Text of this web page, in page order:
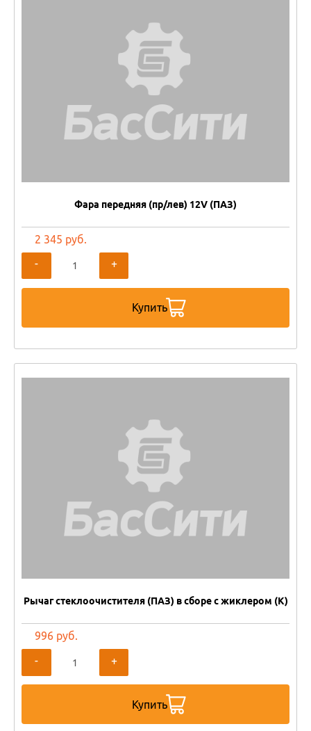
Фара передняя (пр/лев) 12V (ПАЗ)
2 345 руб.
-
+
Купить
Рычаг стеклоочистителя (ПАЗ) в сборе с жиклером (К)
996 руб.
-
+
Купить